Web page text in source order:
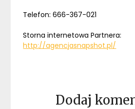
Telefon: 666-367-021
Storna internetowa Partnera:
http://agencjasnapshot.pl/
Dodaj